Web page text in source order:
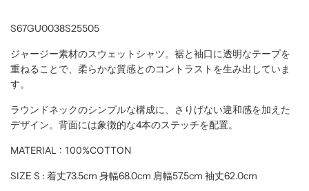
S67GU0038S25505
ジャージー素材のスウェットシャツ。裾と袖口に透明なテープを
重ねることで、柔らかな質感とのコントラストを生み出していま
す。
ラウンドネックのシンプルな構成に、さりげない違和感を加えた
デザイン。背面には象徴的な4本のステッチを配置。
MATERIAL : 100%COTTON
SIZE S : 着丈73.5cm 身幅68.0cm 肩幅57.5cm 袖丈62.0cm